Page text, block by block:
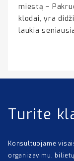
miestą –
klodai, yra
laukia
Turite
Konsultuojame
organizavimu,